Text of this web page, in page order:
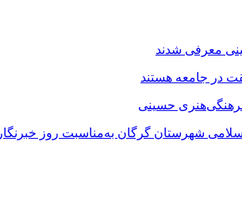
معرفی شدند
در جامعه هستند
حسینی
شهرستان گرگان به‌مناسبت روز خبرنگار